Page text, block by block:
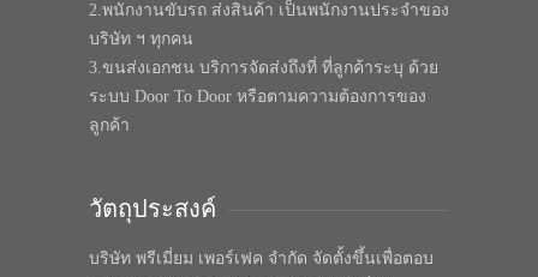
2.พนักงานขับรถ ส่งสินค้า เป็นพนักงานประจำของ
บริษัท ฯ ทุกคน
3.ขนส่งเอกชน บริการจัดส่งถึงที่ ที่ลูกค้าระบุ ด้วย
ระบบ Door To Door หรือตามความต้องการของ
ลูกค้า
วัตถุประสงค์
บริษัท พรีเมี่ยม เพอร์เฟค จำกัด จัดตั้งขึ้นเพื่อตอบ